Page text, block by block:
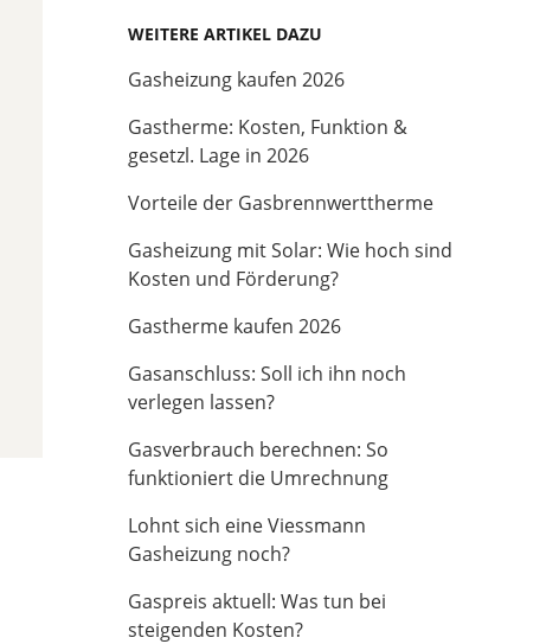
WEITERE ARTIKEL DAZU
Gasheizung kaufen 2026
Gastherme: Kosten, Funktion &
gesetzl. Lage in 2026
Vorteile der Gasbrennwerttherme
Gasheizung mit Solar: Wie hoch sind
Kosten und Förderung?
Gastherme kaufen 2026
Gasanschluss: Soll ich ihn noch
verlegen lassen?
Gasverbrauch berechnen: So
funktioniert die Umrechnung
Lohnt sich eine Viessmann
Gasheizung noch?
Gaspreis aktuell: Was tun bei
steigenden Kosten?